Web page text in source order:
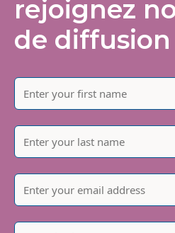
rejoignez
de diffusion